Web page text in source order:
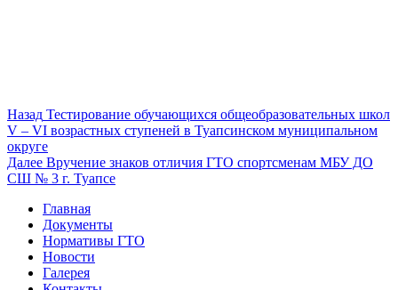
Навигация
по
записям
Назад Предыдущая
запись:
Тестирование обучающихся общеобразовательных школ
V – VI возрастных ступеней в Туапсинском муниципальном
округе
Далее Следующая
запись:
Вручение знаков отличия ГТО спортсменам МБУ ДО
СШ № 3 г. Туапсе
Главная
Документы
Нормативы ГТО
Новости
Галерея